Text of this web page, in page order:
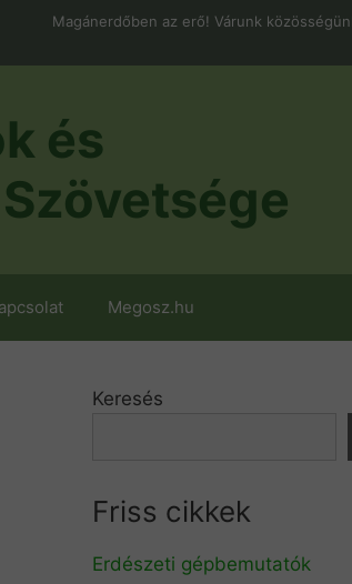
Magánerdőben az erő! Várunk
és
Megosz.hu
Keresés
Friss cikkek
Erdészeti gépbemutatók